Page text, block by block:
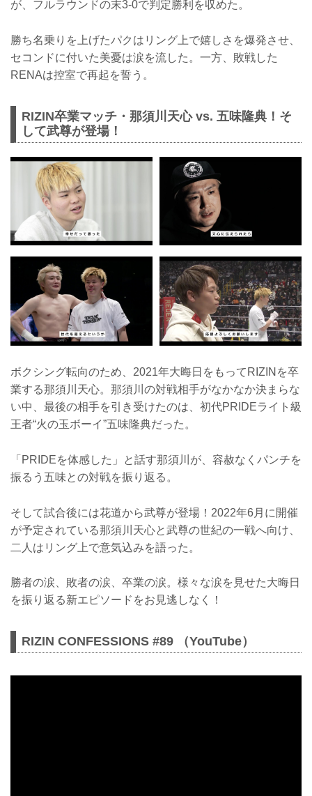
が、フルラウンドの末3-0で判定勝利を収めた。
勝ち名乗りを上げたパクはリング上で嬉しさを爆発させ、
セコンドに付いた美憂は涙を流した。一方、敗戦した
RENAは控室で再起を誓う。
RIZIN卒業マッチ・那須川天心 vs. 五味隆典！そ
して武尊が登場！
ボクシング転向のため、2021年大晦日をもってRIZINを卒
業する那須川天心。那須川の対戦相手がなかなか決まらな
い中、最後の相手を引き受けたのは、初代PRIDEライト級
王者“火の玉ボーイ”五味隆典だった。
「PRIDEを体感した」と話す那須川が、容赦なくパンチを
振るう五味との対戦を振り返る。
そして試合後には花道から武尊が登場！2022年6月に開催
が予定されている那須川天心と武尊の世紀の一戦へ向け、
二人はリング上で意気込みを語った。
勝者の涙、敗者の涙、卒業の涙。様々な涙を見せた大晦日
を振り返る新エピソードをお見逃しなく！
RIZIN CONFESSIONS #89 （YouTube）